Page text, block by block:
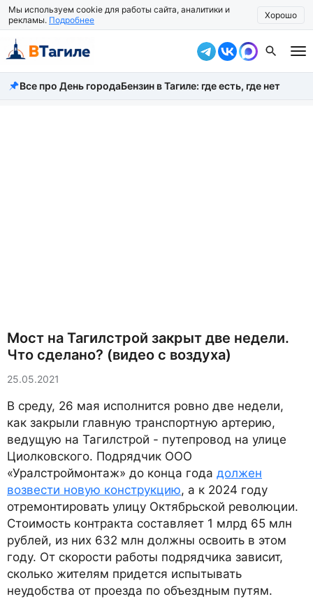
Мы используем cookie для работы сайта, аналитики и
рекламы. Подробнее Хорошо
Все новости
Все про День городаБензин в Тагиле: где есть, где нет
Мост на Тагилстрой закрыт две недели.
Что сделано? (видео с воздуха)
25.05.2021
В среду, 26 мая исполнится ровно две недели,
как закрыли главную транспортную артерию,
ведущую на Тагилстрой - путепровод на улице
Циолковского. Подрядчик ООО
«Уралстроймонтаж» до конца года должен
возвести новую конструкцию, а к 2024 году
отремонтировать улицу Октябрьской революции.
Стоимость контракта составляет 1 млрд 65 млн
рублей, из них 632 млн должны освоить в этом
году. От скорости работы подрядчика зависит,
сколько жителям придется испытывать
неудобства от проезда по объездным путям.